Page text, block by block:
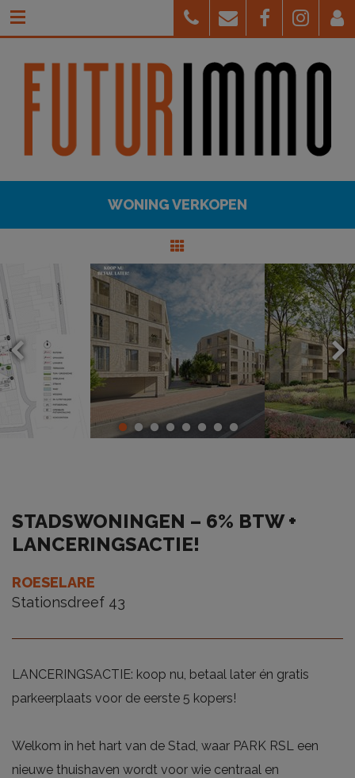
WONING VERKOPEN
STADSWONINGEN – 6% BTW +
LANCERINGSACTIE!
ROESELARE
Stationsdreef 43
LANCERINGSACTIE: koop nu, betaal later én gratis
parkeerplaats voor de eerste 5 kopers!
Welkom in het hart van de Stad, waar PARK RSL een
nieuwe thuishaven wordt voor wie centraal en